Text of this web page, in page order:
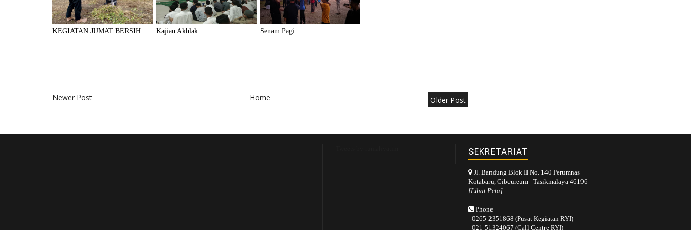
KEGIATAN JUMAT BERSIH Kajian Akhlak Senam Pagi
Newer Post Older Post
Home
SEKRETARIAT
Jl. Bandung Blok II No. 140 Perumnas
Kotabaru, Cibeureum - Tasikmalaya 46196
[Lihat Peta]
Phone
- 0265-2351868 (Pusat Kegiatan RYI)
- 021-51324067 (Call Centre RYI)